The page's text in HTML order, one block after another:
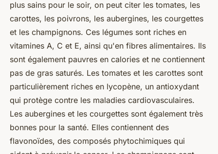
plus sains pour le soir, on peut citer les tomates, les
carottes, les poivrons, les aubergines, les courgettes
et les champignons. Ces légumes sont riches en
vitamines A, C et E, ainsi qu'en fibres alimentaires. Ils
sont également pauvres en calories et ne contiennent
pas de gras saturés. Les tomates et les carottes sont
particulièrement riches en lycopène, un antioxydant
qui protège contre les maladies cardiovasculaires.
Les aubergines et les courgettes sont également très
bonnes pour la santé. Elles contiennent des
flavonoïdes, des composés phytochimiques qui